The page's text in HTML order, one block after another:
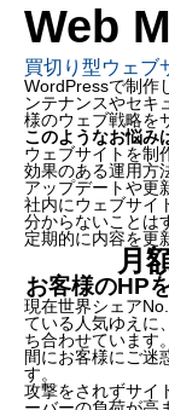
Web
買切り型ウェブ
WordPressで制作
ンテナンスやセキ
様のウェブ戦略を
このようなお悩み
ウェブサイトを制
効果のある運用方
アップデートや更
社内にウェブサイ
分からないことは
定期的に内容を更
月
お客様のHP
現在世界シェア
ている 人気ゆえに、
ち合わせています
間にお客様にご迷
す。
攻撃をされずサイ